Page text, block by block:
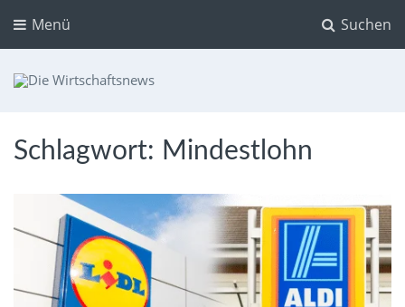
Suchen
Menü
Schlagwort: Mindestlohn